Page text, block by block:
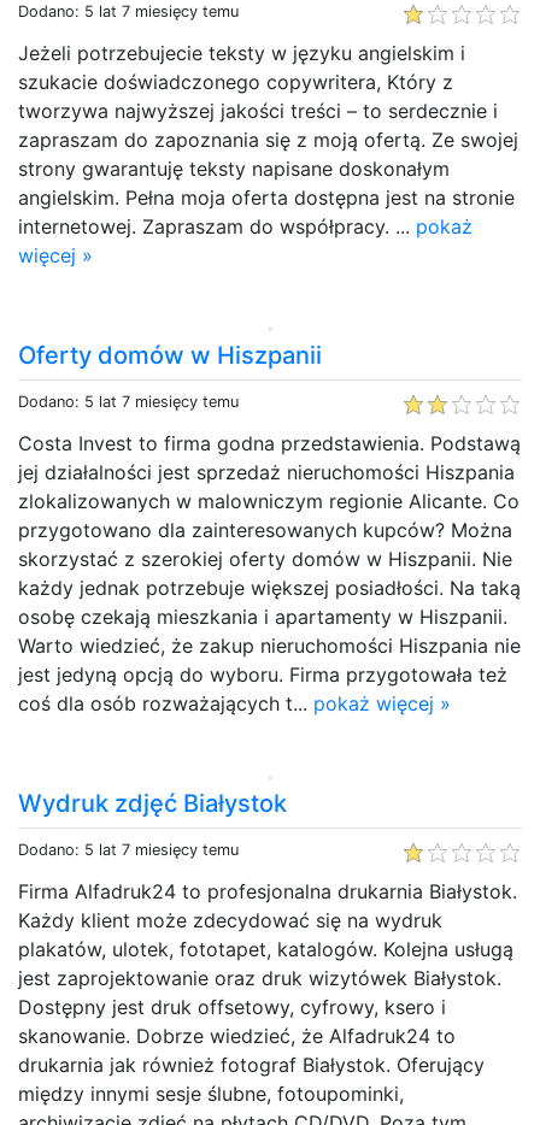
Dodano: 5 lat 7 miesięcy temu
Jeżeli potrzebujecie teksty w języku angielskim i
szukacie doświadczonego copywritera, Który z
tworzywa najwyższej jakości treści – to serdecznie i
zapraszam do zapoznania się z moją ofertą. Ze swojej
strony gwarantuję teksty napisane doskonałym
angielskim. Pełna moja oferta dostępna jest na stronie
internetowej. Zapraszam do współpracy. ... pokaż
więcej »
Oferty domów w Hiszpanii
Dodano: 5 lat 7 miesięcy temu
Costa Invest to firma godna przedstawienia. Podstawą
jej działalności jest sprzedaż nieruchomości Hiszpania
zlokalizowanych w malowniczym regionie Alicante. Co
przygotowano dla zainteresowanych kupców? Można
skorzystać z szerokiej oferty domów w Hiszpanii. Nie
każdy jednak potrzebuje większej posiadłości. Na taką
osobę czekają mieszkania i apartamenty w Hiszpanii.
Warto wiedzieć, że zakup nieruchomości Hiszpania nie
jest jedyną opcją do wyboru. Firma przygotowała też
coś dla osób rozważających t... pokaż więcej »
Wydruk zdjęć Białystok
Dodano: 5 lat 7 miesięcy temu
Firma Alfadruk24 to profesjonalna drukarnia Białystok.
Każdy klient może zdecydować się na wydruk
plakatów, ulotek, fototapet, katalogów. Kolejna usługą
jest zaprojektowanie oraz druk wizytówek Białystok.
Dostępny jest druk offsetowy, cyfrowy, ksero i
skanowanie. Dobrze wiedzieć, że Alfadruk24 to
drukarnia jak również fotograf Białystok. Oferujący
między innymi sesje ślubne, fotoupominki,